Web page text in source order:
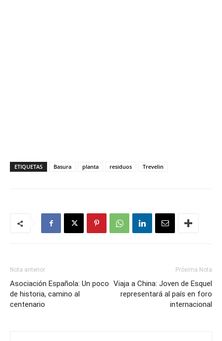
ETIQUETAS Basura planta residuos Trevelin
Nota anterior
Asociación Española: Un poco
de historia, camino al
centenario
Próxima Nota
Viaja a China: Joven de Esquel
representará al país en foro
internacional